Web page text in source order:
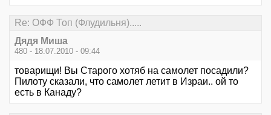
Re: ОФФ Топ (Флудильня).....
Дядя Миша
480 - 18.07.2010 - 09:44
товарищи! Вы Старого хотяб на самолет посадили?
Пилоту сказали, что самолет летит в Израи.. ой то
есть в Канаду?